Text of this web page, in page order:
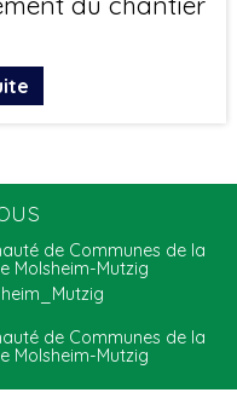
de Communes de la
Molsheim-Mutzig
de Communes de la
Molsheim-Mutzig